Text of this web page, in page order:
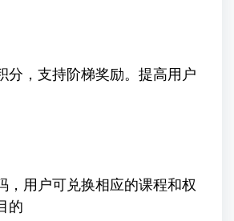
分，支持阶梯奖励。提高用户
，用户可兑换相应的课程和权
的